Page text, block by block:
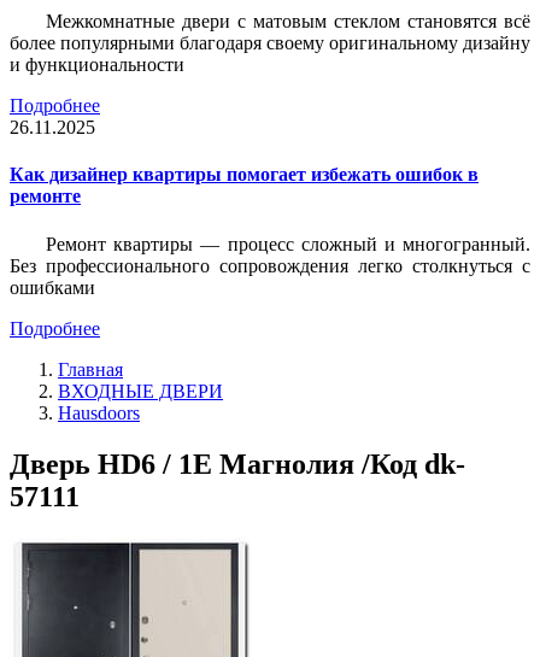
Межкомнатные двери с матовым стеклом становятся всё
более популярными благодаря своему оригинальному дизайну
и функциональности
Подробнее
26.11.2025
Как дизайнер квартиры помогает избежать ошибок в
ремонте
Ремонт квартиры — процесс сложный и многогранный.
Без профессионального сопровождения легко столкнуться с
ошибками
Подробнее
Главная
ВХОДНЫЕ ДВЕРИ
Hausdoors
Дверь HD6 / 1E Магнолия /Код dk-
57111